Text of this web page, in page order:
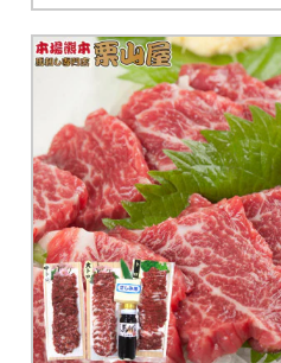
でお届けいたしますが
の方法を記載した説明
梱しております。